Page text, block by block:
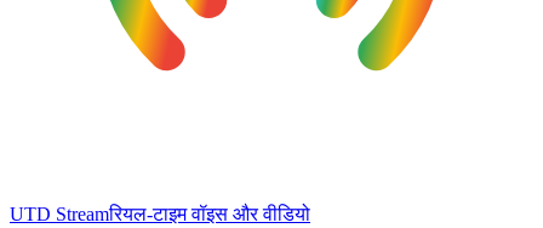
UTD Streamरियल-टाइम वॉइस और वीडियो